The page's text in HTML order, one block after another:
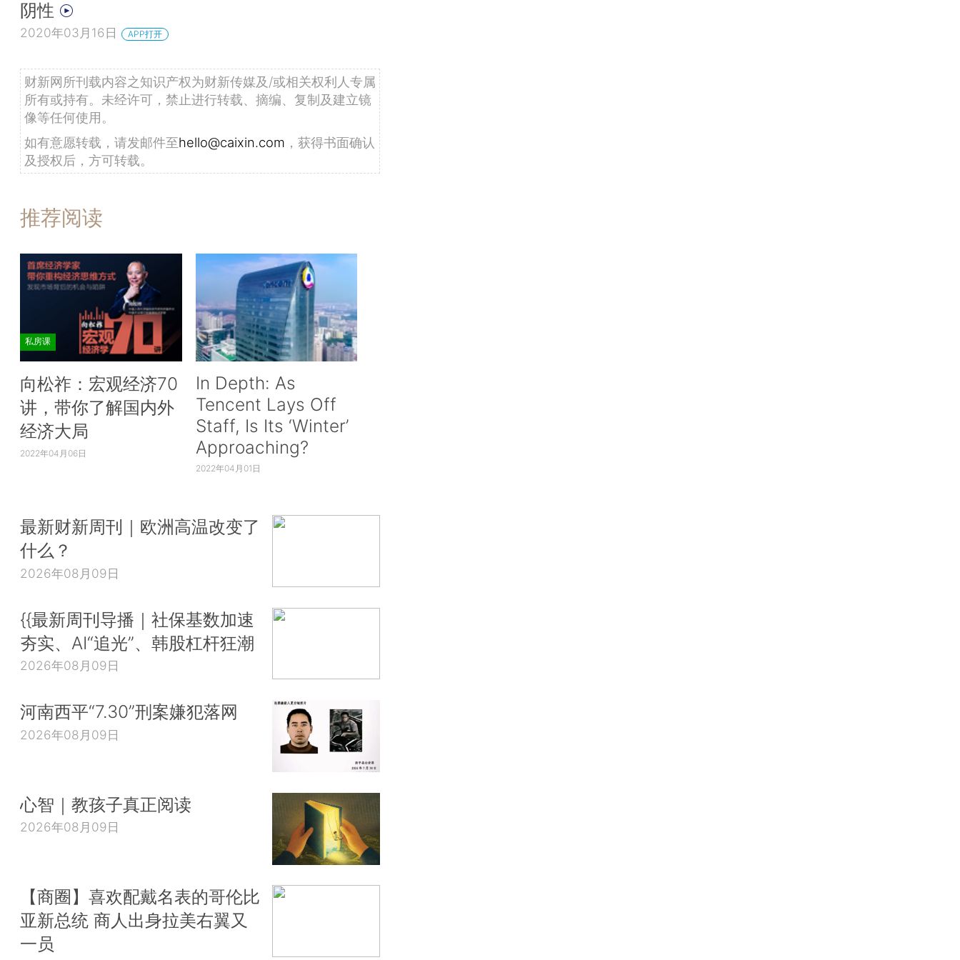
阴性
2020年03月16日 APP打开
财新网所刊载内容之知识产权为财新传媒及/或相关权利人专属
所有或持有。未经许可，禁止进行转载、摘编、复制及建立镜
像等任何使用。
如有意愿转载，请发邮件至hello@caixin.com ，获得书面确认
及授权后，方可转载。
推荐阅读
私房课
向松祚：宏观经济70
讲，带你了解国内外
经济大局
2022年04月06日
In Depth: As
Tencent Lays Off
Staff, Is Its ‘Winter’
Approaching?
2022年04月01日
最新财新周刊｜欧洲高温改变了
什么？
2026年08月09日
{{最新周刊导播｜社保基数加速
夯实、AI“追光”、韩股杠杆狂潮
2026年08月09日
河南西平“7.30”刑案嫌犯落网
2026年08月09日
心智｜教孩子真正阅读
2026年08月09日
【商圈】喜欢配戴名表的哥伦比
亚新总统 商人出身拉美右翼又
一员